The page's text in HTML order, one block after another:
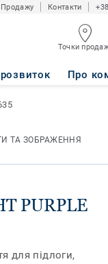
Продажу Контакти
Точки
Про
ТА ЗОБРАЖЕННЯ
PURPLE
для підлоги,